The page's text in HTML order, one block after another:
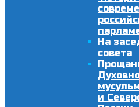
На
совета
и